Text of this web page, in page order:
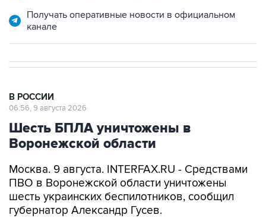
Получать оперативные новости в официальном
канале
В РОССИИ
06:56, 9 августа 2026
Шесть БПЛА уничтожены в
Воронежской области
Москва. 9 августа. INTERFAX.RU - Средствами
ПВО в Воронежской области уничтожены
шесть украинских беспилотников, сообщил
губернатор Александр Гусев.